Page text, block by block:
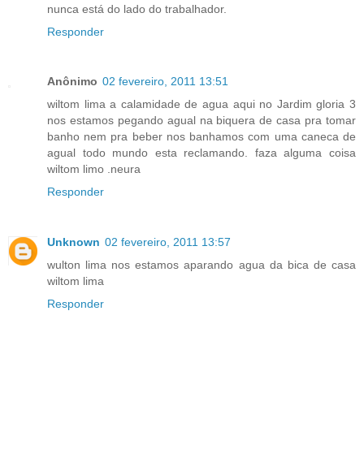
nunca está do lado do trabalhador.
Responder
Anônimo 02 fevereiro, 2011 13:51
wiltom lima a calamidade de agua aqui no Jardim gloria 3
nos estamos pegando agual na biquera de casa pra tomar
banho nem pra beber nos banhamos com uma caneca de
agual todo mundo esta reclamando. faza alguma coisa
wiltom limo .neura
Responder
Unknown 02 fevereiro, 2011 13:57
wulton lima nos estamos aparando agua da bica de casa
wiltom lima
Responder